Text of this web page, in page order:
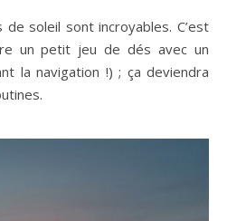
soleil sont incroyables. C’est
un petit jeu de dés avec un
la navigation !) ; ça deviendra